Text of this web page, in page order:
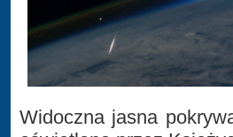
Widoczna jasna